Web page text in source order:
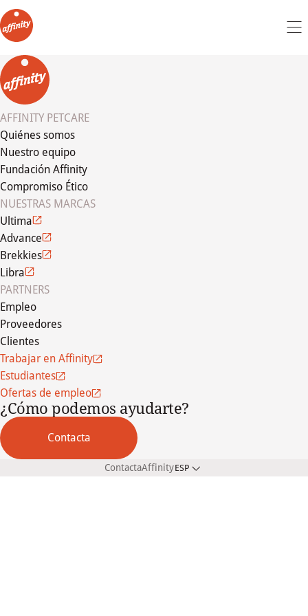
AFFINITY PETCARE
Quiénes somos
Nuestro equipo
Fundación Affinity
Compromiso Ético
NUESTRAS MARCAS
Ultima
Advance
Brekkies
Libra
PARTNERS
Empleo
Proveedores
Clientes
Trabajar en Affinity
Estudiantes
Ofertas de empleo
¿Cómo podemos ayudarte?
Contacta
ContactaAffinityESP